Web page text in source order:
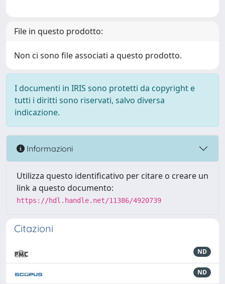
File in questo prodotto:
Non ci sono file associati a questo prodotto.
I documenti in IRIS sono protetti da copyright e
tutti i diritti sono riservati, salvo diversa
indicazione.
Informazioni
Utilizza questo identificativo per citare o creare un
link a questo documento:
https://hdl.handle.net/11386/4920739
Citazioni
ND
ND